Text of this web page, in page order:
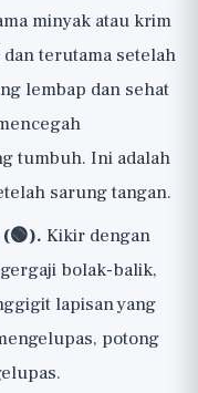
minyak atau krim
terutama setelah
lembap dan sehat
tumbuh. Ini adalah
sarung tangan.
Kikir dengan
bolak-balik,
lapisan yang
potong